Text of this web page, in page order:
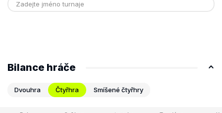
Bilance hráče
Dvouhra Čtyřhra Smíšené čtyřhry